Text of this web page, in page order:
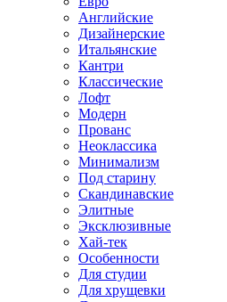
Английские
Дизайнерские
Итальянские
Кантри
Классические
Лофт
Модерн
Прованс
Неоклассика
Минимализм
Под старину
Скандинавские
Элитные
Эксклюзивные
Хай-тек
Особенности
Для студии
Для хрущевки